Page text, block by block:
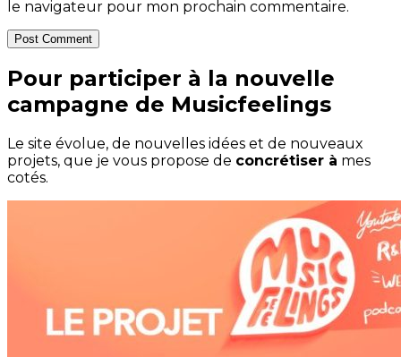
le navigateur pour mon prochain commentaire.
Post Comment
Pour participer à la nouvelle
campagne de Musicfeelings
Le site évolue, de nouvelles idées et de nouveaux
projets, que je vous propose de concrétiser à mes
cotés.